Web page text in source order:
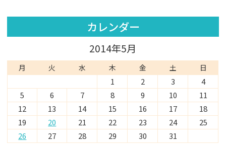
カレンダー
2014年5月
月 火 水 木 金 土 日
1 2 3
4
5
6 7 8 9 10
11
12
13 14 15 16 17
18
19
20 21 22 23 24
25
26
27 28 29 30 31